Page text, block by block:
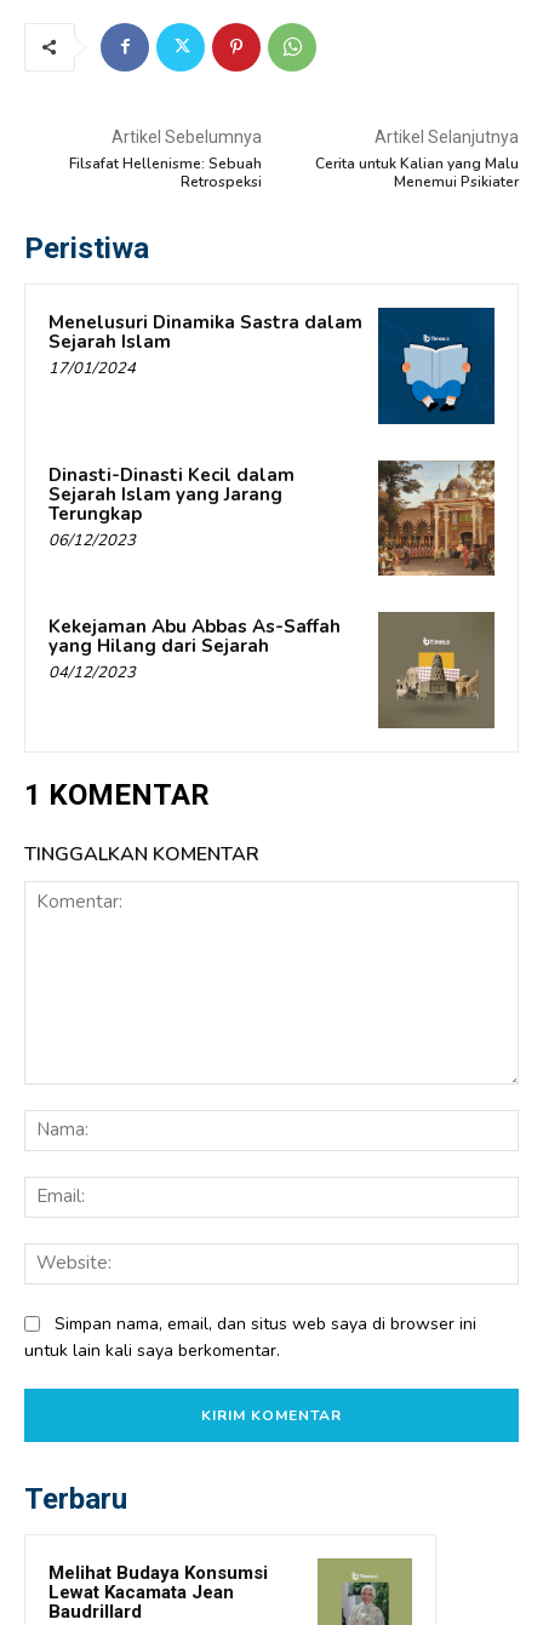
Artikel Sebelumnya
Filsafat Hellenisme: Sebuah
Retrospeksi
Artikel Selanjutnya
Cerita untuk Kalian yang Malu
Menemui Psikiater
Peristiwa
Menelusuri Dinamika Sastra dalam
Sejarah Islam
17/01/2024
Dinasti-Dinasti Kecil dalam
Sejarah Islam yang Jarang
Terungkap
06/12/2023
Kekejaman Abu Abbas As-Saffah
yang Hilang dari Sejarah
04/12/2023
1 KOMENTAR
TINGGALKAN KOMENTAR
Simpan nama, email, dan situs web saya di browser ini
untuk lain kali saya berkomentar.
Terbaru
Melihat Budaya Konsumsi
Lewat Kacamata Jean
Baudrillard